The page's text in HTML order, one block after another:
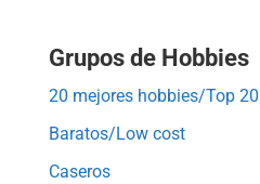
Grupos de Hobbies
20 mejores hobbies/Top 20
Baratos/Low cost
Caseros